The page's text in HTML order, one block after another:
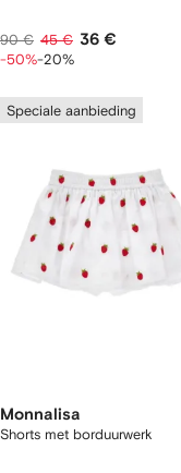
90 € 45 € 36 €
-50%-20%
Speciale aanbieding
Monnalisa
Shorts met borduurwerk